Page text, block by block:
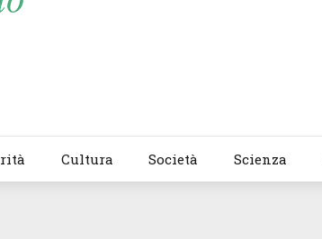
Cultura Società Scienza